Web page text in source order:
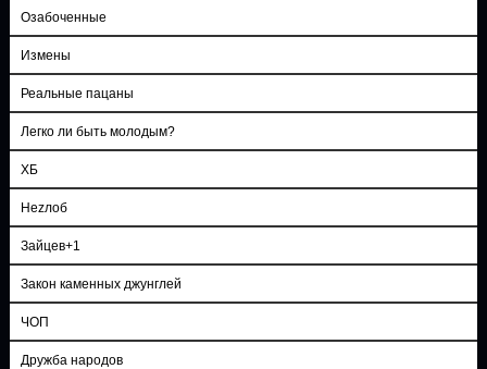
Озабоченные
Измены
Реальные пацаны
Легко ли быть молодым?
ХБ
Неzлоб
Зайцев+1
Закон каменных джунглей
ЧОП
Дружба народов